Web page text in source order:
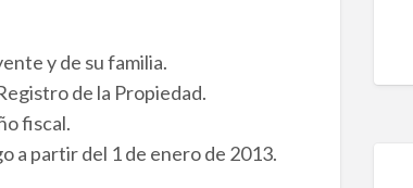
y de su familia.
de la Propiedad.
fiscal.
a partir del 1 de enero de 2013.